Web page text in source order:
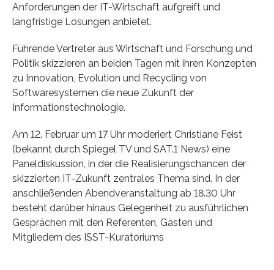
Anforderungen der IT-Wirtschaft aufgreift und
langfristige Lösungen anbietet.
Führende Vertreter aus Wirtschaft und Forschung und
Politik skizzieren an beiden Tagen mit ihren Konzepten
zu Innovation, Evolution und Recycling von
Softwaresystemen die neue Zukunft der
Informationstechnologie.
Am 12. Februar um 17 Uhr moderiert Christiane Feist
(bekannt durch Spiegel TV und SAT.1 News) eine
Paneldiskussion, in der die Realisierungschancen der
skizzierten IT-Zukunft zentrales Thema sind. In der
anschließenden Abendveranstaltung ab 18.30 Uhr
besteht darüber hinaus Gelegenheit zu ausführlichen
Gesprächen mit den Referenten, Gästen und
Mitgliedern des ISST-Kuratoriums